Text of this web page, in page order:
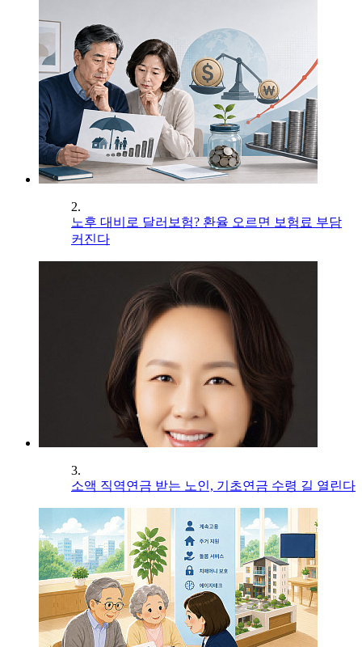
2.
노후 대비로 달러보험? 환율 오르면 보험료 부담
커진다
3.
소액 직역연금 받는 노인, 기초연금 수령 길 열린다